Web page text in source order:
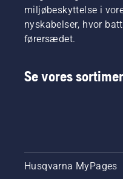
miljøbeskyttelse i
nyskabelser, hvor
førersædet.
Se vores
Husqvarna MyPages